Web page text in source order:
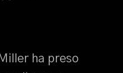
ha preso